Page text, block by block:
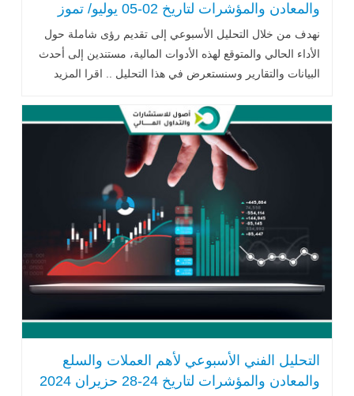
والمعادن والمؤشرات لتاريخ 02-05 يوليو/ تموز
2024
نهدف من خلال التحليل الأسبوعي إلى تقديم رؤى شاملة حول
الأداء الحالي والمتوقع لهذه الأدوات المالية، مستندين إلى أحدث
البيانات والتقارير وسنستعرض في هذا التحليل .. اقرا المزيد
التحليل الفني الأسبوعي لأهم العملات والسلع
والمعادن والمؤشرات لتاريخ 24-28 حزيران 2024